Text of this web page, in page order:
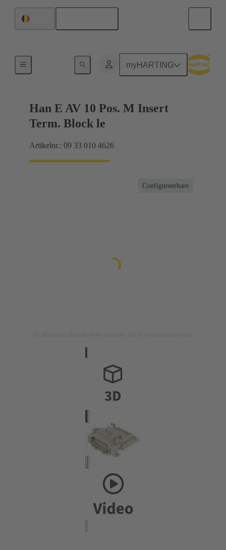
myHARTING
Connector klemmenblok
Han E AV 10 Pos. M Insert
Term. Block le
Artikelnr.: 09 33 010 4626
Configureerbare